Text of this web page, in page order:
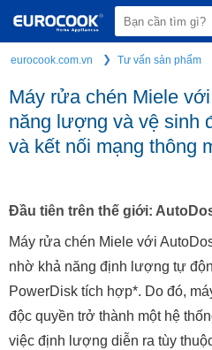
eurocook.com.vn Tư vấn sản phẩm
Máy rửa chén Miele
năng lượng và vệ sinh
và kết nối mạng thông
Đầu tiên trên thế giới:
Máy rửa chén Miele với
nhờ khả năng định lượng tự
PowerDisk tích hợp*. Do đó,
độc quyền trở thành một hệ
việc định lượng diễn ra tùy